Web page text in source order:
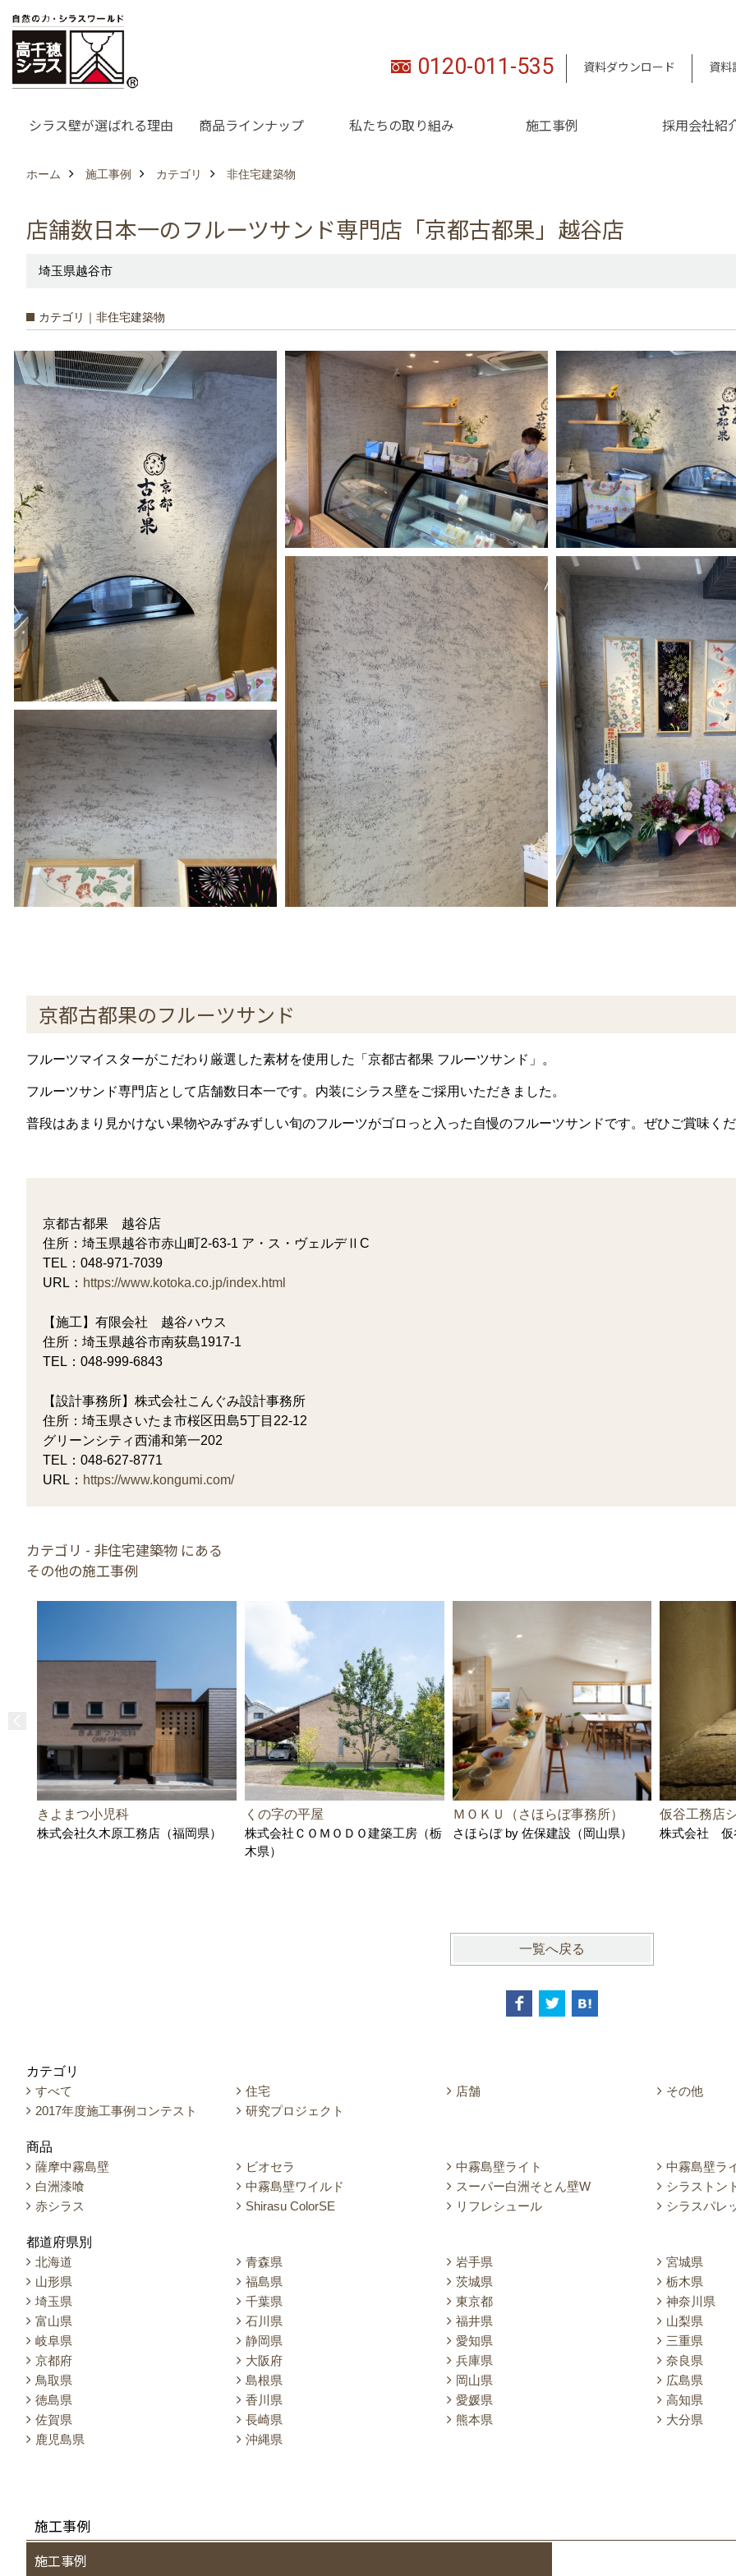
0120-011-535 資料ダウンロード 資料
シラス壁が選ばれる理由 商品ラインナップ 私たちの取り組み 施工事例 採用会社紹
ホーム 施工事例 カテゴリ 非住宅建築物
店舗数日本一のフルーツサンド専門店「京都古都果」越谷店
埼玉県越谷市
カテゴリ｜非住宅建築物
京都古都果のフルーツサンド
フルーツマイスターがこだわり厳選した素材を使用した「京都古都果 フルーツサンド」。
フルーツサンド専門店として店舗数日本一です。内装にシラス壁をご採用いただきました。
普段はあまり見かけない果物やみずみずしい旬のフルーツがゴロっと入った自慢のフルーツサンドです。ぜひご賞味く
京都古都果 越谷店
住所：埼玉県越谷市赤山町2-63-1 ア・ス・ヴェルデⅡC
TEL：048-971-7039
URL： https://www.kotoka.co.jp/index.html
【施工】有限会社 越谷ハウス
住所：埼玉県越谷市南荻島1917-1
TEL：048-999-6843
【設計事務所】株式会社こんぐみ設計事務所
住所：埼玉県さいたま市桜区田島5丁目22-12
グリーンシティ西浦和第一202
TEL：048-627-8771
URL： https://www.kongumi.com/
カテゴリ - 非住宅建築物 にある
その他の施工事例
きよまつ小児科
株式会社久木原工務店（福岡県）
くの字の平屋
株式会社ＣＯＭＯＤＯ建築工房（栃
木県）
ＭＯＫＵ（さほらぼ事務所）
さほらぼ by 佐保建設（岡山県）
仮谷工務店
株式会社 仮
一覧へ戻る
カテゴリ
すべて
住宅 店舗
その他
2017年度施工事例コンテスト
研究プロジェクト
商品
薩摩中霧島壁
ビオセラ 中霧島壁ライト
中霧島壁ラ
白洲漆喰
中霧島壁ワイルド スーパー白洲そとん壁W
シラストン
赤シラス
Shirasu ColorSE リフレシュール シラスパレ
都道府県別
北海道
青森県 岩手県
宮城県
山形県
福島県 茨城県
栃木県
埼玉県
千葉県 東京都
神奈川県
富山県
石川県 福井県
山梨県
岐阜県
静岡県 愛知県
三重県
京都府
大阪府 兵庫県
奈良県
鳥取県
島根県 岡山県
広島県
徳島県
香川県 愛媛県
高知県
佐賀県
長崎県 熊本県
大分県
鹿児島県
沖縄県
施工事例
施工事例